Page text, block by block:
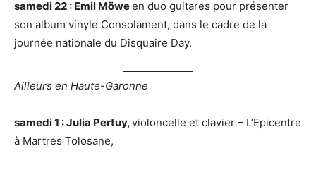
samedi 22 : Emil Möween duo guitares pour présenter
son album vinyle Consolament, dans le cadre de la
journée nationale du Disquaire Day.
Ailleurs en Haute-Garonne
samedi 1 : Julia Pertuy,violoncelle et clavier – L’Epicentre
à Martres Tolosane,